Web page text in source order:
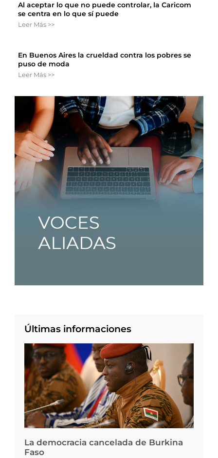
Al aceptar lo que no puede controlar, la Caricom
se centra en lo que sí puede
Leer Más >>
En Buenos Aires la crueldad contra los pobres se
puso de moda
Leer Más >>
Últimas informaciones
La democracia cancelada de Burkina
Faso